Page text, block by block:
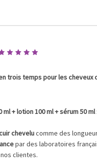
trois temps pour les cheveux
ml + lotion 100 ml + sérum 50 ml
chevelucomme des
par des laboratoires
clientes.